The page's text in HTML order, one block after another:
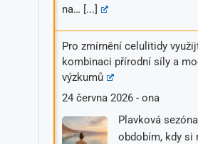
na… [...]
Pro zmírnění celulitidy
kombinaci přírodní síly a
výzkumů
24 června 2026 - ona
Plavková
obdobím, kdy si